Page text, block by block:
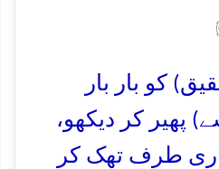
کو بار بار
پھیر کر دیکھو،
طرف تھک کر